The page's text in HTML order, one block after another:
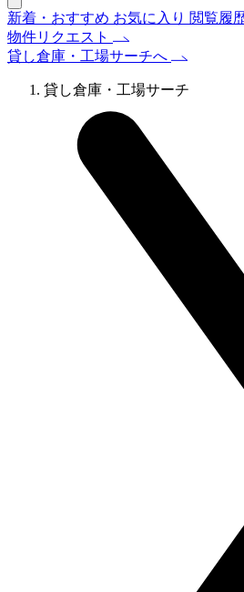
新着・おすすめ お気に入り 閲覧履
物件リクエスト
貸し倉庫・工場サーチへ
貸し倉庫・工場サーチ